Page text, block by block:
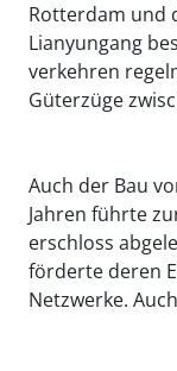
Rotterdam und
Lianyungang
verkehren
Güterzüge
Auch der Bau
Jahren führte
erschloss
förderte deren
Netzwerke.